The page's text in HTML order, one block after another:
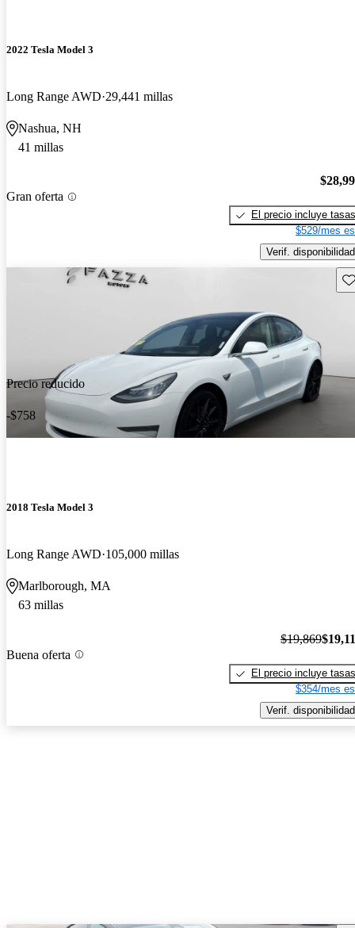
2022 Tesla Model 3
Long Range AWD 29,441 millas
Nashua, NH
41 millas
Gran oferta
El precio incluye tasas
$529/mes
Verif. disponibilidad
Precio reducido
-$758
2018 Tesla Model 3
Long Range AWD 105,000 millas
Marlborough, MA
63 millas
Buena oferta
$19,869
El precio incluye tasas
$354/mes
Verif. disponibilidad